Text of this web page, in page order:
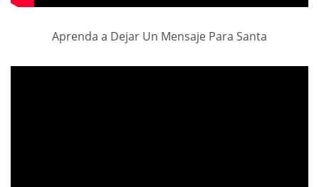
Aprenda a Dejar Un Mensaje Para Santa